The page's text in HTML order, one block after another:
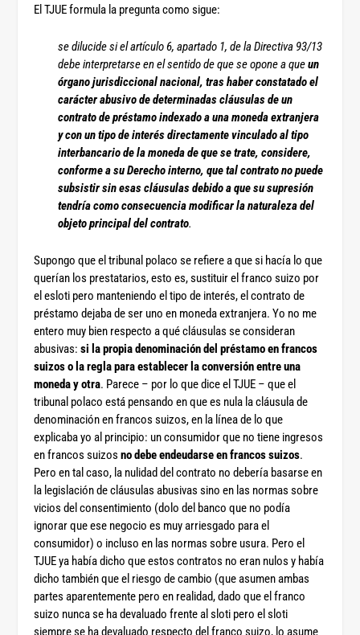
El TJUE formula la pregunta como sigue:
se dilucide si el artículo 6, apartado 1, de la Directiva 93/13
debe interpretarse en el sentido de que se opone a queun
órgano jurisdiccional nacional, tras haber constatado el
carácter abusivo de determinadas cláusulas de un
contrato de préstamo indexado a una moneda extranjera
y con un tipo de interés directamente vinculado al tipo
interbancario de la moneda de que se trate, considere,
conforme a su Derecho interno, que tal contrato no puede
subsistir sin esas cláusulas debido a que su supresión
tendría como consecuencia modificar la naturaleza del
objeto principal del contrato.
Supongo que el tribunal polaco se refiere a que si hacía lo que
querían los prestatarios, esto es, sustituir el franco suizo por
el esloti pero manteniendo el tipo de interés, el contrato de
préstamo dejaba de ser uno en moneda extranjera. Yo no me
entero muy bien respecto a qué cláusulas se consideran
abusivas:si la propia denominación del préstamo en francos
suizos o la regla para establecer la conversión entre una
moneda y otra. Parece – por lo que dice el TJUE – que el
tribunal polaco está pensando en que es nula la cláusula de
denominación en francos suizos, en la línea de lo que
explicaba yo al principio: un consumidor que no tiene ingresos
en francos suizosno debe endeudarse en francos suizos.
Pero en tal caso, la nulidad del contrato no debería basarse en
la legislación de cláusulas abusivas sino en las normas sobre
vicios del consentimiento (dolo del banco que no podía
ignorar que ese negocio es muy arriesgado para el
consumidor) o incluso en las normas sobre usura. Pero el
TJUE ya había dicho que estos contratos no eran nulos y había
dicho también que el riesgo de cambio (que asumen ambas
partes aparentemente pero en realidad, dado que el franco
suizo nunca se ha devaluado frente al sloti pero el sloti
siempre se ha devaluado respecto del franco suizo, lo asume